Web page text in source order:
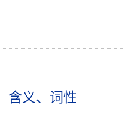
含义、词性